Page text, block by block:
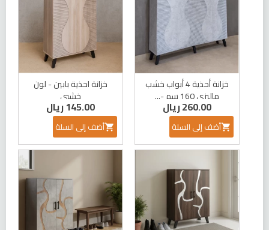
خزانة احذية بابين - لون
خشبي
145.00 ريال
أضف إلى السلة
خزانة أحذية 4 أبواب خشب
ماليزي 160 سم -...
260.00 ريال
أضف إلى السلة